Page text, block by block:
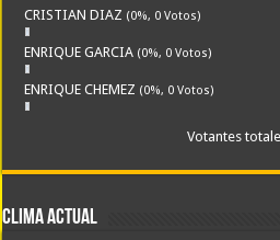
CRISTIAN DIAZ (0%, 0 Votos)
ENRIQUE GARCIA (0%, 0 Votos)
ENRIQUE CHEMEZ (0%, 0 Votos)
Votantes
CLIMA ACTUAL